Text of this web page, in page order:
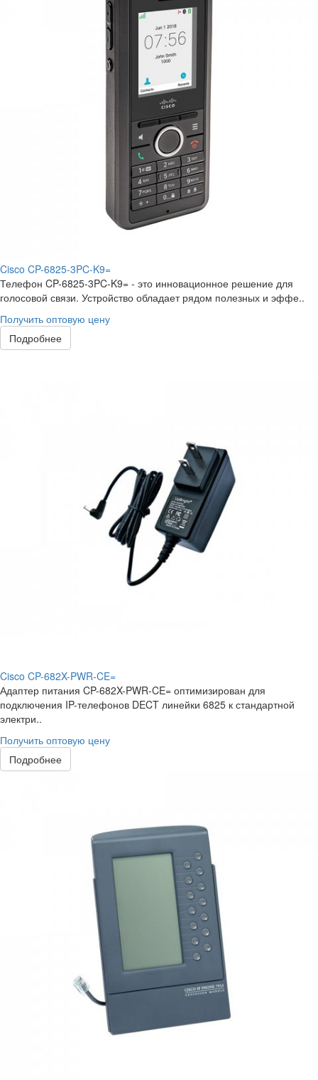
Cisco CP-6825-3PC-K9=
Телефон CP-6825-3PC-K9= - это инновационное решение для
голосовой связи. Устройство обладает рядом полезных и эффе..
Получить оптовую цену
Подробнее
Cisco CP-682X-PWR-CE=
Адаптер питания CP-682X-PWR-CE= оптимизирован для
подключения IP-телефонов DECT линейки 6825 к стандартной
электри..
Получить оптовую цену
Подробнее